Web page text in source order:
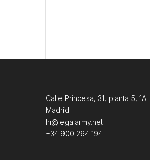
Calle Princesa, 31, planta 5, 1A.
Madrid
hi@legalarmy.net
+34 900 264 194